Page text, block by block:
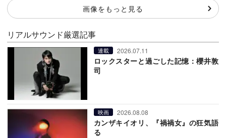
画像をもっと見る
リアルサウンド厳選記事
連載 2026.07.11
ロックスターと過ごした記憶：櫻井敦
司
映画 2026.08.08
カンザキイオリ、『禍禍女』の狂気語
る